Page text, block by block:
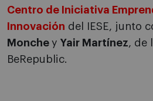
Centro de Iniciativa
Innovación del IESE, junto
Monche y Yair Martínez, de
BeRepublic.